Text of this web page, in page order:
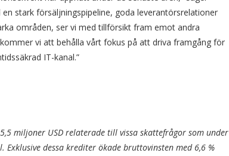
stark försäljningspipeline, goda leverantörsrelationer
områden, ser vi med tillförsikt fram emot andra
vi att behålla vårt fokus på att driva framgång för
IT-kanal.”
miljoner USD relaterade till vissa skattefrågor som under
dessa krediter ökade bruttovinsten med 6,6 %